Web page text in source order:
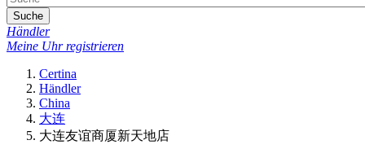
Suche
Händler
Meine Uhr registrieren
Certina
Händler
China
大连
大连友谊商厦新天地店